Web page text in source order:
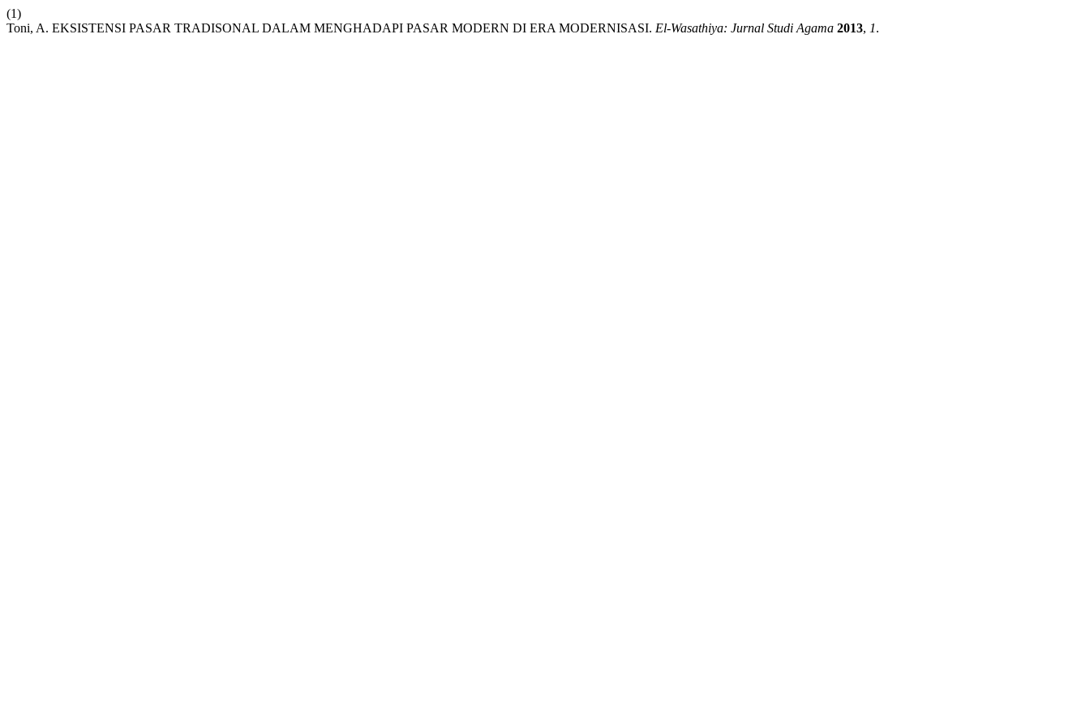
(1)
Toni, A. EKSISTENSI PASAR TRADISONAL DALAM MENGHADAPI PASAR MODERN DI ERA MODERNISASI. El-Wasathiya: Jurnal Studi Agama 2013, 1.